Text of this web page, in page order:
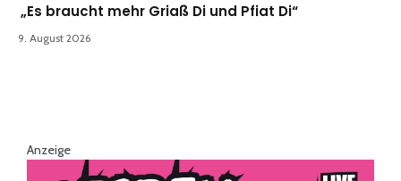
„Es braucht mehr Griaß Di und Pfiat Di“
9. August 2026
Anzeige